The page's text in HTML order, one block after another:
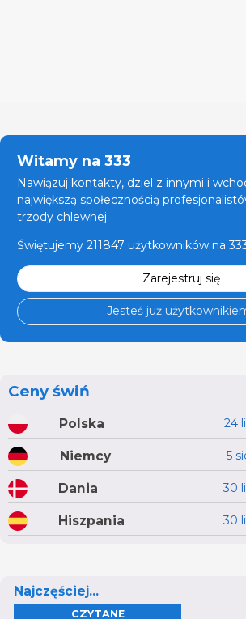
Witamy na 333
Nawiązuj kontakty, dziel z innymi i
największą społecznością
trzody chlewnej.
Świętujemy 211847 użytkowników na
Zarejestruj się
Jesteś już
Ceny świń
Polska 24
Niemcy 5
Dania 30
Hiszpania 30
Najczęściej...
CZYTANE